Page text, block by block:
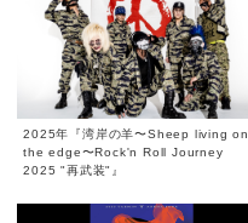
2025年『湾岸の羊〜Sheep living on
the edge〜Rock'n Roll Journey
2025 "再武装"』